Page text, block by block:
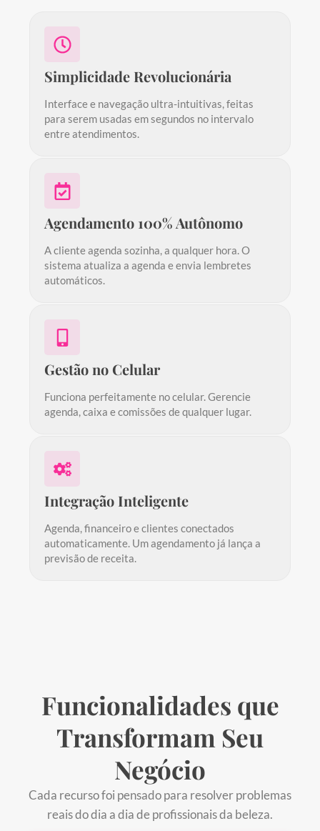
Simplicidade Revolucionária
Interface e navegação ultra-intuitivas, feitas
para serem usadas em segundos no intervalo
entre atendimentos.
Agendamento 100% Autônomo
A cliente agenda sozinha, a qualquer hora. O
sistema atualiza a agenda e envia lembretes
automáticos.
Gestão no Celular
Funciona perfeitamente no celular. Gerencie
agenda, caixa e comissões de qualquer lugar.
Integração Inteligente
Agenda, financeiro e clientes conectados
automaticamente. Um agendamento já lança a
previsão de receita.
Funcionalidades que
Transformam Seu
Negócio
Cada recurso foi pensado para resolver problemas
reais do dia a dia de profissionais da beleza.